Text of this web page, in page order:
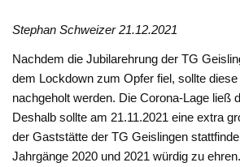
Stephan Schweizer 21.12.2021
Nachdem die Jubilarehrung der TG
dem Lockdown zum Opfer fiel, sollte
nachgeholt werden. Die Corona-Lage ließ
Deshalb sollte am 21.11.2021 eine extra
der Gaststätte der TG Geislingen
Jahrgänge 2020 und 2021 würdig zu